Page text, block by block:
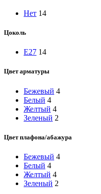
Нет 14
Цоколь
E27 14
Цвет арматуры
Бежевый 4
Белый 4
Желтый 4
Зеленый 2
Цвет плафона/абажура
Бежевый 4
Белый 4
Желтый 4
Зеленый 2